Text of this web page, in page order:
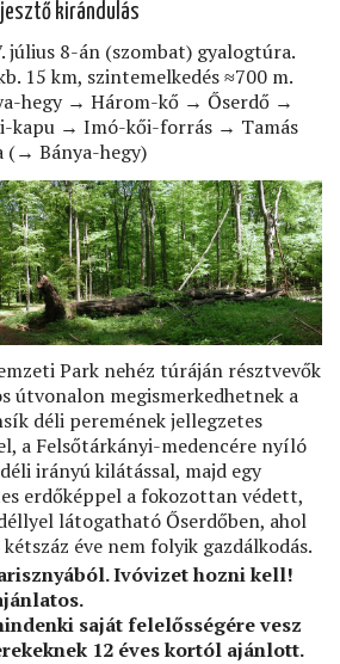
kirándulás
július 8-án (szombat) gyalogtúra.
15 km, szintemelkedés ≈700 m.
hegy → Három-kő → Őserdő →
kapu → Imó-kői-forrás → Tamás
(→ Bánya-hegy)
Park nehéz túráján résztvevők
útvonalon megismerkedhetnek a
déli peremének jellegzetes
a Felsőtárkányi-medencére nyíló
irányú kilátással, majd egy
erdőképpel a fokozottan védett,
látogatható Őserdőben, ahol
éve nem folyik gazdálkodás.
Ivóvizet hozni kell!
saját felelősségére vesz
12 éves kortól ajánlott.